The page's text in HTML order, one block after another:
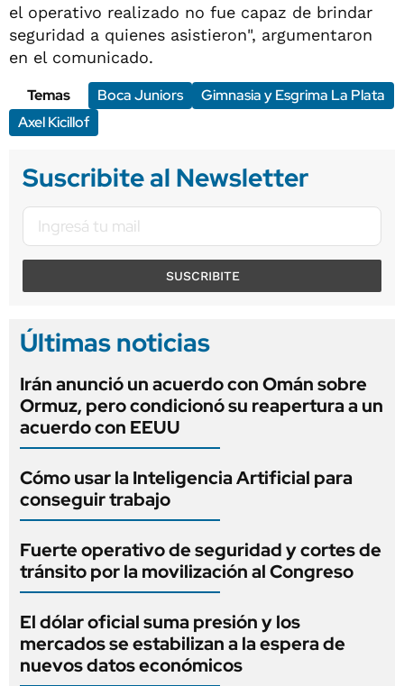
el operativo realizado no fue capaz de brindar
seguridad a quienes asistieron", argumentaron
en el comunicado.
Temas
Boca Juniors
Gimnasia y Esgrima La Plata
Axel Kicillof
Suscribite al Newsletter
SUSCRIBITE
Últimas noticias
Irán anunció un acuerdo con Omán sobre
Ormuz, pero condicionó su reapertura a un
acuerdo con EEUU
Cómo usar la Inteligencia Artificial para
conseguir trabajo
Fuerte operativo de seguridad y cortes de
tránsito por la movilización al Congreso
El dólar oficial suma presión y los
mercados se estabilizan a la espera de
nuevos datos económicos